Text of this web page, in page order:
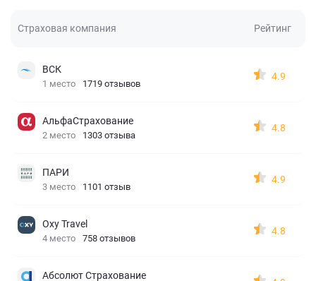
Страховая компания Рейтинг
ВСК
1 место 1719 отзывов
4.9
АльфаСтрахование
2 место 1303 отзыва
4.8
ПАРИ
3 место 1101 отзыв
4.9
Oxy Travel
4 место 758 отзывов
4.8
Абсолют Страхование